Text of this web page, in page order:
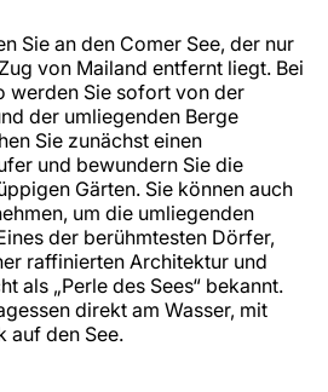
Sie an den Comer See, der nur
von Mailand entfernt liegt. Bei
werden Sie sofort von der
der umliegenden Berge
Sie zunächst einen
und bewundern Sie die
Gärten. Sie können auch
um die umliegenden
der berühmtesten Dörfer,
raffinierten Architektur und
als „Perle des Sees“ bekannt.
direkt am Wasser, mit
auf den See.